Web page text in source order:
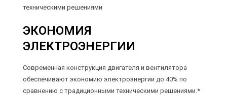
техническими решениями
ЭКОНОМИЯ
ЭЛЕКТРОЭНЕРГИИ
Современная конструкция двигателя и вентилятора
обеспечивают экономию электроэнергии до 40% по
сравнению с традиционными техническими решениями.*